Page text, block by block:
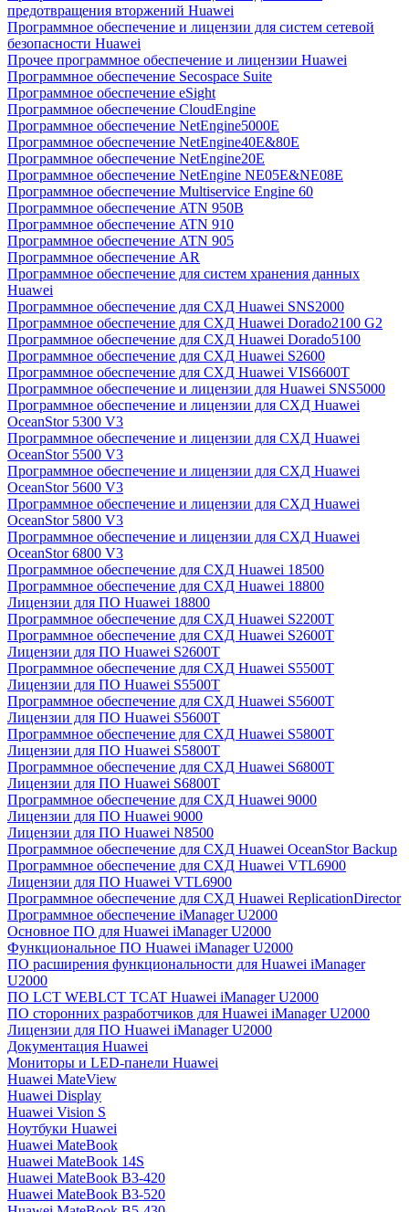
предотвращения вторжений Huawei
Программное обеспечение и лицензии для систем сетевой
безопасности Huawei
Прочее программное обеспечение и лицензии Huawei
Программное обеспечение Secospace Suite
Программное обеспечение eSight
Программное обеспечение CloudEngine
Программное обеспечение NetEngine5000E
Программное обеспечение NetEngine40E&80E
Программное обеспечение NetEngine20E
Программное обеспечение NetEngine NE05E&NE08E
Программное обеспечение Multiservice Engine 60
Программное обеспечение ATN 950B
Программное обеспечение ATN 910
Программное обеспечение ATN 905
Программное обеспечение AR
Программное обеспечение для систем хранения данных
Huawei
Программное обеспечение для СХД Huawei SNS2000
Программное обеспечение для СХД Huawei Dorado2100 G2
Программное обеспечение для СХД Huawei Dorado5100
Программное обеспечение для СХД Huawei S2600
Программное обеспечение для СХД Huawei VIS6600T
Программное обеспечение и лицензии для Huawei SNS5000
Программное обеспечение и лицензии для СХД Huawei
OceanStor 5300 V3
Программное обеспечение и лицензии для СХД Huawei
OceanStor 5500 V3
Программное обеспечение и лицензии для СХД Huawei
OceanStor 5600 V3
Программное обеспечение и лицензии для СХД Huawei
OceanStor 5800 V3
Программное обеспечение и лицензии для СХД Huawei
OceanStor 6800 V3
Программное обеспечение для СХД Huawei 18500
Программное обеспечение для СХД Huawei 18800
Лицензии для ПО Huawei 18800
Программное обеспечение для СХД Huawei S2200T
Программное обеспечение для СХД Huawei S2600T
Лицензии для ПО Huawei S2600T
Программное обеспечение для СХД Huawei S5500T
Лицензии для ПО Huawei S5500T
Программное обеспечение для СХД Huawei S5600T
Лицензии для ПО Huawei S5600T
Программное обеспечение для СХД Huawei S5800T
Лицензии для ПО Huawei S5800T
Программное обеспечение для СХД Huawei S6800T
Лицензии для ПО Huawei S6800T
Программное обеспечение для СХД Huawei 9000
Лицензии для ПО Huawei 9000
Лицензии для ПО Huawei N8500
Программное обеспечение для СХД Huawei OceanStor Backup
Программное обеспечение для СХД Huawei VTL6900
Лицензии для ПО Huawei VTL6900
Программное обеспечение для СХД Huawei ReplicationDirector
Программное обеспечение iManager U2000
Основное ПО для Huawei iManager U2000
Функциональное ПО Huawei iManager U2000
ПО расширения функциональности для Huawei iManager
U2000
ПО LCT WEBLCT TCAT Huawei iManager U2000
ПО сторонних разработчиков для Huawei iManager U2000
Лицензии для ПО Huawei iManager U2000
Документация Huawei
Мониторы и LED-панели Huawei
Huawei MateView
Huawei Display
Huawei Vision S
Ноутбуки Huawei
Huawei MateBook
Huawei MateBook 14S
Huawei MateBook B3-420
Huawei MateBook B3-520